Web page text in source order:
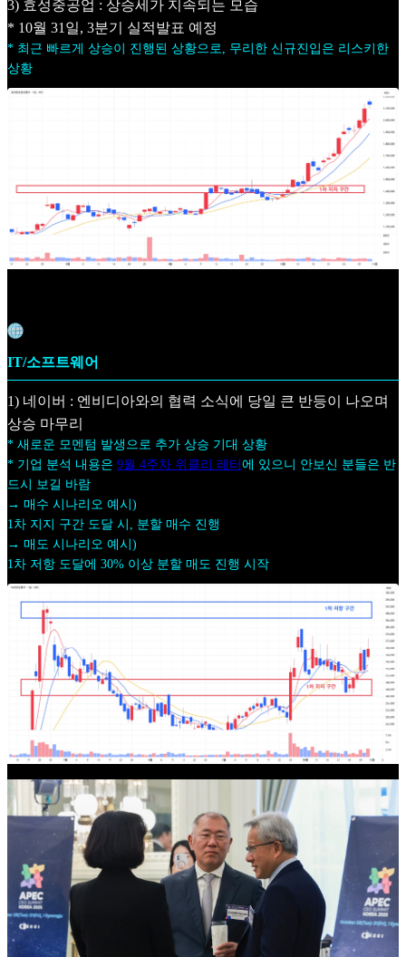
3) 효성중공업 : 상승세가 지속되는 모습
* 10월 31일, 3분기 실적발표 예정
* 최근 빠르게 상승이 진행된 상황으로, 무리한 신규진입은 리스키한
상황
IT/소프트웨어
1) 네이버 : 엔비디아와의 협력 소식에 당일 큰 반등이 나오며
상승 마무리
* 새로운 모멘텀 발생으로 추가 상승 기대 상황
* 기업 분석 내용은 9월 4주차 위클리 레터 에 있으니 안보신 분들은 반
드시 보길 바람
→ 매수 시나리오 예시)
1차 지지 구간 도달 시, 분할 매수 진행
→ 매도 시나리오 예시)
1차 저항 도달에 30% 이상 분할 매도 진행 시작